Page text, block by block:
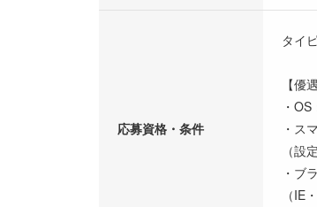
応募資格・条件
タイ
【優
・
・ス
（設
・ブ
（IE